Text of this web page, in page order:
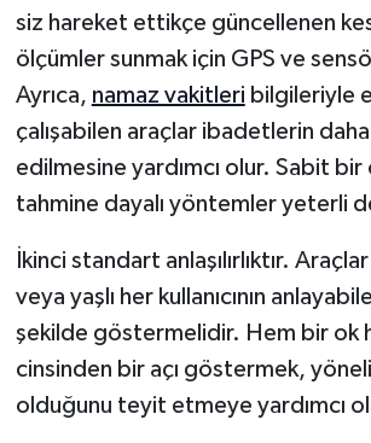
siz hareket ettikçe güncellenen
ölçümler sunmak için GPS ve
Ayrıca, namaz vakitleri bilgileriyle
çalışabilen araçlar ibadetlerin
edilmesine yardımcı olur. Sabit bir
tahmine dayalı yöntemler yeterli
İkinci standart anlaşılırlıktır.
veya yaşlı her kullanıcının
şekilde göstermelidir. Hem bir ok
cinsinden bir açı göstermek,
olduğunu teyit etmeye yardımcı